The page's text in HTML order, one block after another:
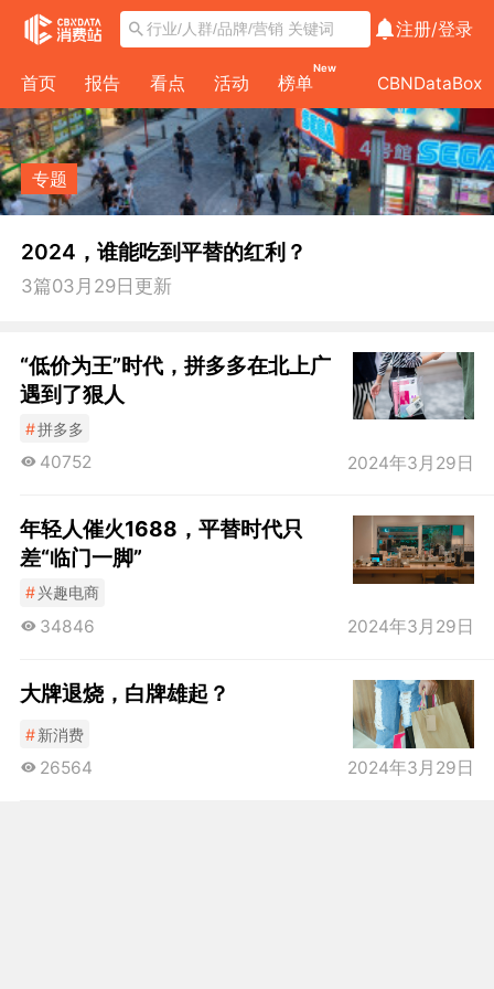
注册/登录
首页 报告 看点 活动 榜单
New
CBNDataBox
专题
2024，谁能吃到平替的红利？
3篇03月29日 更新
“低价为王”时代，拼多多在北上广
遇到了狠人
#拼多多
40752 2024年3月29日
年轻人催火1688，平替时代只
差“临门一脚”
#兴趣电商
34846 2024年3月29日
大牌退烧，白牌雄起？
#新消费
26564 2024年3月29日